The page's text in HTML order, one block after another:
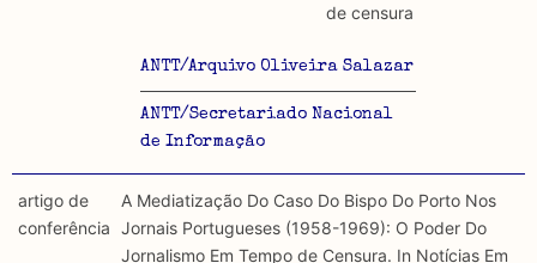
ANTT/Arquivo Oliveira Salazar
ANTT/Secretariado Nacional
de Informação
de censura
artigo de
conferência
A Mediatização Do Caso Do Bispo Do Porto Nos
Jornais Portugueses (1958-1969): O Poder Do
Jornalismo Em Tempo de Censura. In Notícias Em